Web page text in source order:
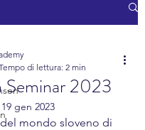
Seminar 2023
di lettura: 2 min
19 gen 2023
mondo sloveno di